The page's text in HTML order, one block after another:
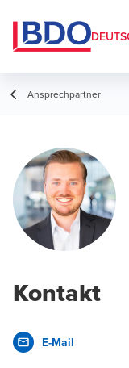
Ansprechpartner
Kontakt
E-Mail